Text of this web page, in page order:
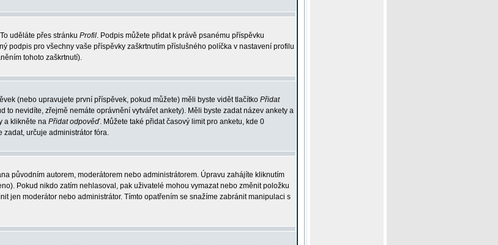
uděláte přes stránku Profil. Podpis můžete přidat k právě psanému příspěvku
podpis pro všechny vaše příspěvky zaškrtnutím příslušného políčka v nastavení profilu
tohoto zaškrtnutí).
(nebo upravujete první příspěvek, pokud můžete) měli byste vidět tlačítko Přidat
to nevidíte, zřejmě nemáte oprávnění vytvářet ankety). Měli byste zadat název ankety a
a klikněte na Přidat odpověď. Můžete také přidat časový limit pro anketu, kde 0
zadat, určuje administrátor fóra.
původním autorem, moderátorem nebo administrátorem. Úpravu zahájíte kliknutím
Pokud nikdo zatím nehlasoval, pak uživatelé mohou vymazat nebo změnit položku
jen moderátor nebo administrátor. Tímto opatřením se snažíme zabránit manipulaci s